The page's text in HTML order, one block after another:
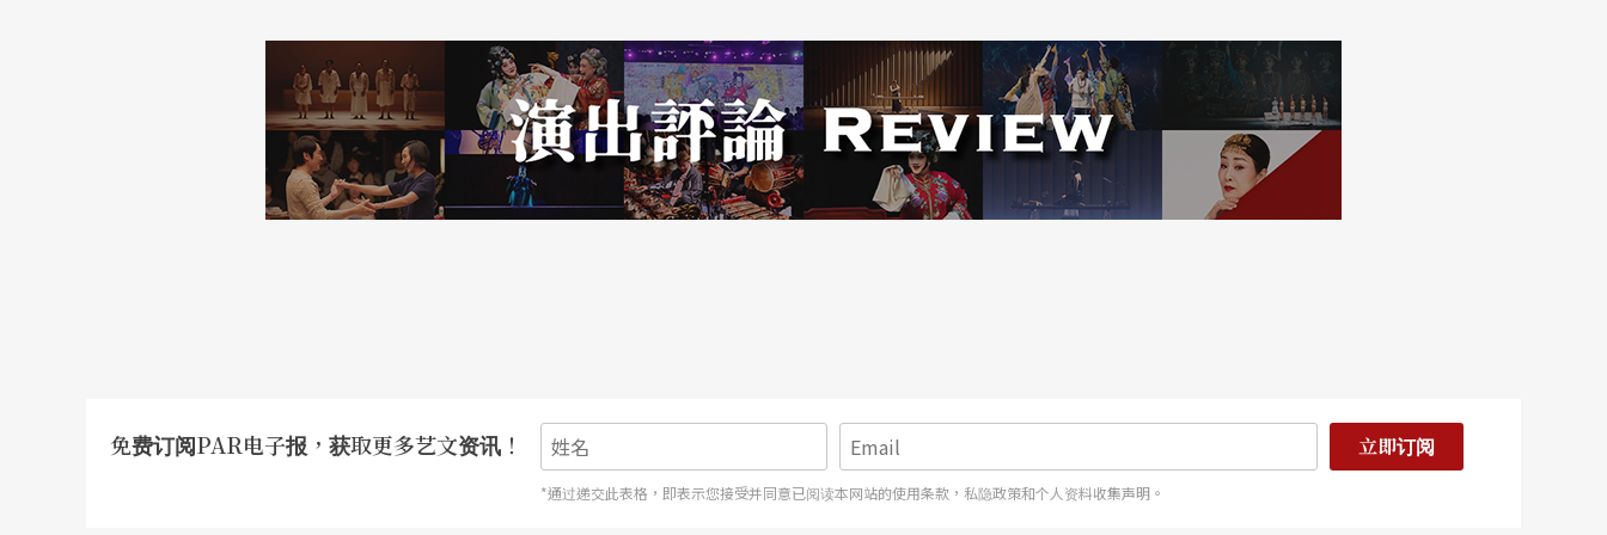
本刊第128期，章朝盛〈少了颠覆力量，多了幽默轻松—谈于特福斯改编惹内
的歌剧《阳台》〉，2003年8月
免费订阅PAR电子报，获取更多艺文资讯！ 立即订阅
*通过递交此表格，即表示您接受并同意已阅读本网站的使用条款，私隐政策和个人资料收集声明。